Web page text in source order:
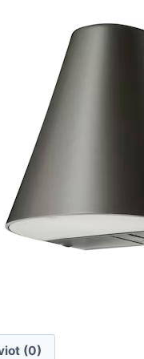
(0)